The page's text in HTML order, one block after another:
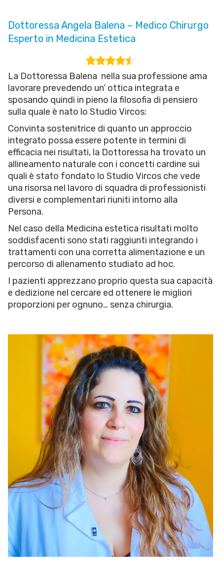
Dottoressa Angela Balena – Medico Chirurgo
Esperto in Medicina Estetica
La Dottoressa Balena nella sua professione ama
lavorare prevedendo un’ ottica integrata e
sposando quindi in pieno la filosofia di pensiero
sulla quale è nato lo Studio Vircos:
Convinta sostenitrice di quanto un approccio
integrato possa essere potente in termini di
efficacia nei risultati, la Dottoressa ha trovato un
allineamento naturale con i concetti cardine sui
quali è stato fondato lo Studio Vircos che vede
una risorsa nel lavoro di squadra di professionisti
diversi e complementari riuniti intorno alla
Persona.
Nel caso della Medicina estetica risultati molto
soddisfacenti sono stati raggiunti integrando i
trattamenti con una corretta alimentazione e un
percorso di allenamento studiato ad hoc.
I pazienti apprezzano proprio questa sua capacità
e dedizione nel cercare ed ottenere le migliori
proporzioni per ognuno… senza chirurgia.